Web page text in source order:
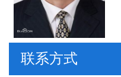
联系方式